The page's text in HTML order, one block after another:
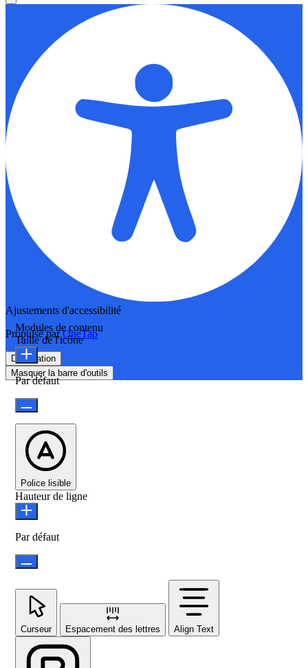
Ajustements d'accessibilité
Propulsé parOneTap
Déclaration
Masquer la barre d'outils
Modules de contenu
Taille de l'icône
Par défaut
Police lisible
Hauteur de ligne
Par défaut
Curseur Espacement des lettres Align Text